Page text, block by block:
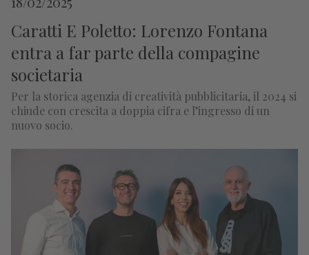
Caratti E Poletto: Lorenzo Fontana
entra a far parte della compagine
societaria
Per la storica agenzia di creatività pubblicitaria, il 2024 si
chiude con crescita a doppia cifra e l’ingresso di un
nuovo socio.